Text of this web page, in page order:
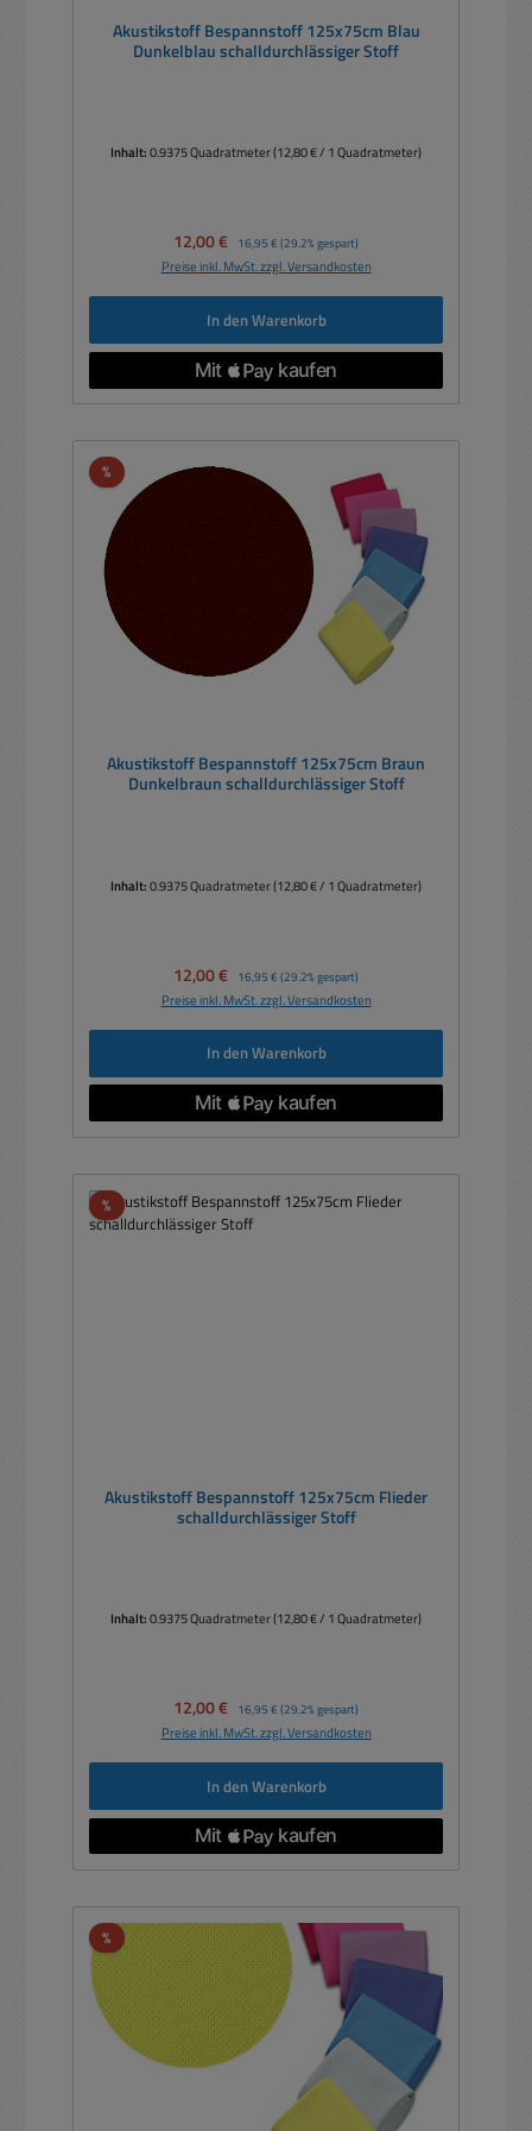
Akustikstoff Bespannstoff 125x75cm Blau
Dunkelblau schalldurchlässiger Stoff
Inhalt:0.9375 Quadratmeter(12,80 € / 1 Quadratmeter)
Verkaufspreis:
12,00 € Regulärer Preis:
16,95 € (29.2% gespart)
Preise inkl. MwSt. zzgl. Versandkosten
In den Warenkorb
%Rabatt
Akustikstoff Bespannstoff 125x75cm Braun
Dunkelbraun schalldurchlässiger Stoff
Inhalt:0.9375 Quadratmeter(12,80 € / 1 Quadratmeter)
Verkaufspreis:
12,00 € Regulärer Preis:
16,95 € (29.2% gespart)
Preise inkl. MwSt. zzgl. Versandkosten
In den Warenkorb
%Rabatt
Akustikstoff Bespannstoff 125x75cm Flieder
schalldurchlässiger Stoff
Inhalt:0.9375 Quadratmeter(12,80 € / 1 Quadratmeter)
Verkaufspreis:
12,00 € Regulärer Preis:
16,95 € (29.2% gespart)
Preise inkl. MwSt. zzgl. Versandkosten
In den Warenkorb
%Rabatt